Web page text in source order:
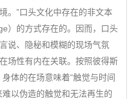
。”口头文化中存在的非文本
）的方式存在的。因而，口头
说、隐秘和模糊的现场气氛
场性有内在关联。按照彼得斯
体的在场意味着“触觉与时间
以伪造的触觉和无法再生的